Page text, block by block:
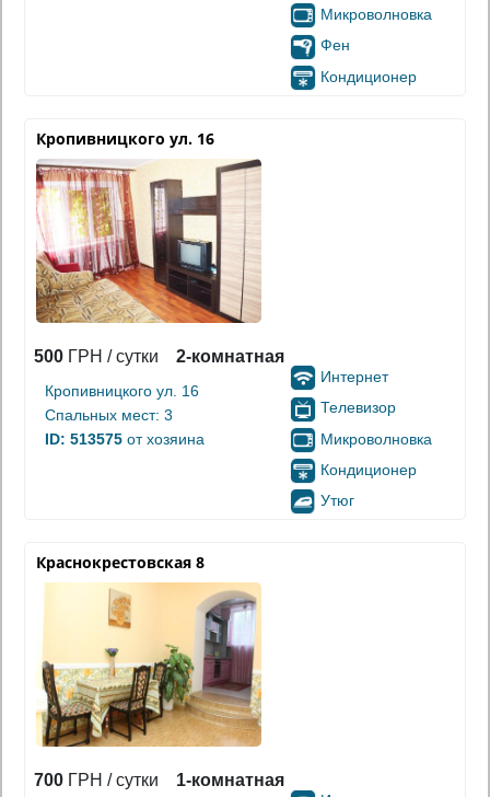
Микроволновка
Фен
Кондиционер
Кропивницкого ул. 16
500 ГРН / сутки 2-комнатная
Кропивницкого ул. 16
Спальных мест: 3
ID: 513575 от хозяина
Интернет
Телевизор
Микроволновка
Кондиционер
Утюг
Краснокрестовская 8
700 ГРН / сутки 1-комнатная